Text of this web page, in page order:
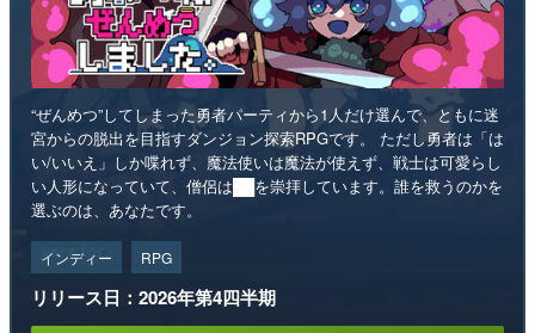
“ぜんめつ”してしまった勇者パーティから1人だけ選んで、ともに迷
宮からの脱出を目指すダンジョン探索RPGです。 ただし勇者は「は
い/いいえ」しか喋れず、魔法使いは魔法が使えず、戦士は可愛らし
い人形になっていて、僧侶は██を崇拝しています。誰を救うのかを
選ぶのは、あなたです。
インディー RPG
リリース日：2026年第4四半期